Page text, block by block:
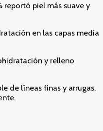
reportó piel más suave y
en las capas media
y relleno
de líneas finas y arrugas,